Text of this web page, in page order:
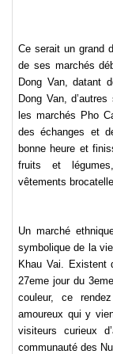
Ce serait un grand
de ses marchés
Dong Van, datant
Dong Van,
les marchés Pho
des échanges et
bonne heure et
fruits et
vêtements
Un marché
symbolique de la
Khau Vai.
27eme jour du
couleur, ce
amoureux qui y
visiteurs curieux
communauté des